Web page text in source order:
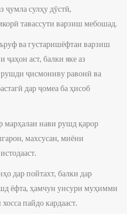
сулҳу дӯстӣ,
тавассути варзиш мебошад.
ва густаришёфтаи варзиш
аст, балки яке аз
ҷисмониву равонӣ ва
дар ҷомеа ба ҳисоб
марҳалаи нави рушд қарор
махсусан, миёни
дар пойтахт, балки дар
ёфта, ҳамчун унсури муҳимми
пайдо кардааст.